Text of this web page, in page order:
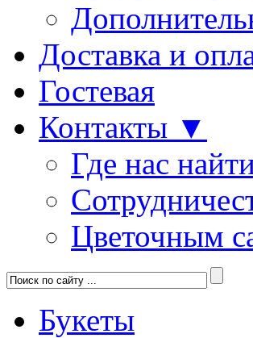
Доставка и
Гостевая
Контакты ▼
Где нас
Цветочным
Букеты